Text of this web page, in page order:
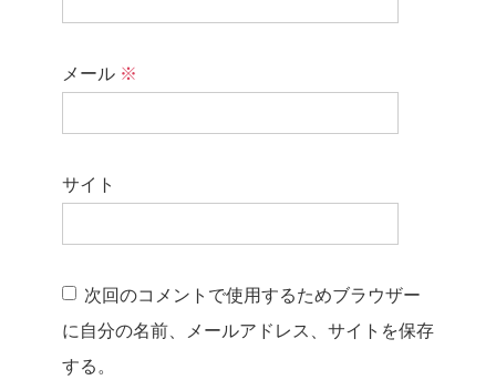
メール ※
サイト
次回のコメントで使用するためブラウザー
に自分の名前、メールアドレス、サイトを保存
する。